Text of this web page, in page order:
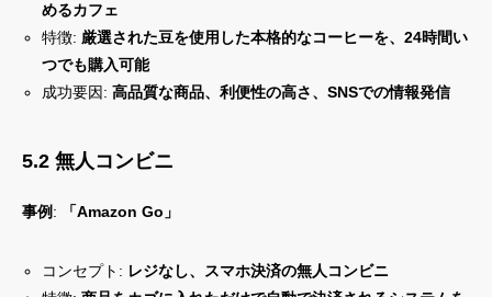
めるカフェ
特徴: 厳選された豆を使用した本格的なコーヒーを、24時間い
つでも購入可能
成功要因:高品質な商品、利便性の高さ、SNSでの情報発信
5.2 無人コンビニ
事例: 「Amazon Go」
コンセプト: レジなし、スマホ決済の無人コンビニ